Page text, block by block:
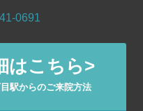
はこちら>
駅からのご来院方法